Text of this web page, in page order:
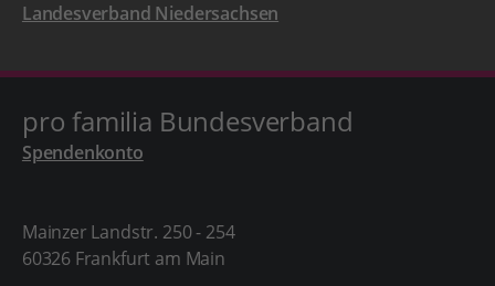
Landesverband Niedersachsen
pro familia Bundesverband
Spendenkonto
Mainzer Landstr. 250 - 254
60326 Frankfurt am Main